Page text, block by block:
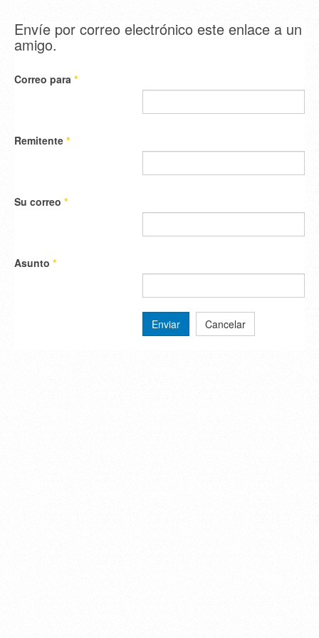
Envíe por correo electrónico este enlace a un
amigo.
Correo para *
Remitente *
Su correo *
Asunto *
Enviar Cancelar